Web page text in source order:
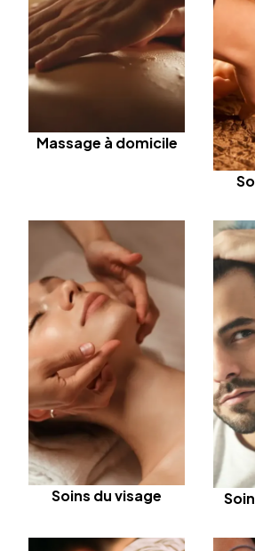
Massage à domicile
Soins du visage